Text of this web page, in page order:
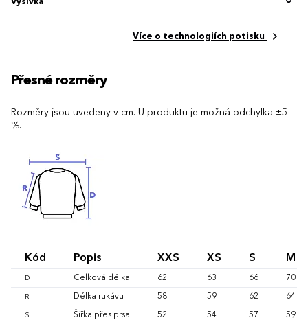
Výšivka
Více o technologiích potisku
Přesné rozměry
Rozměry jsou uvedeny v cm. U produktu je možná odchylka ±5
%.
Kód Popis XXS XS S M
D Celková délka 62 63 66 70
R Délka rukávu 58 59 62 64
S Šířka přes prsa 52 54 57 59